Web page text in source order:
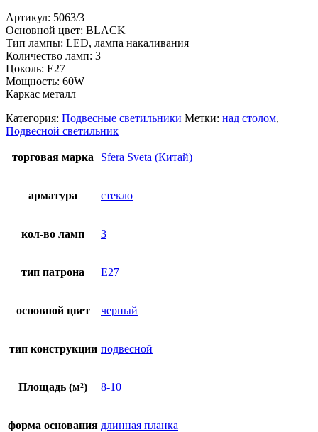
Артикул: 5063/3
Основной цвет: BLACK
Тип лампы: LED, лампа накаливания
Количество ламп: 3
Цоколь: Е27
Мощность: 60W
Каркас металл
Категория: Подвесные светильники Метки: над столом,
Подвесной светильник
торговая марка Sfera Sveta (Китай)
арматура стекло
кол-во ламп 3
тип патрона E27
основной цвет черный
тип конструкции подвесной
Площадь (м²) 8-10
форма основания длинная планка